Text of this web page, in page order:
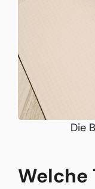
Die
Welche